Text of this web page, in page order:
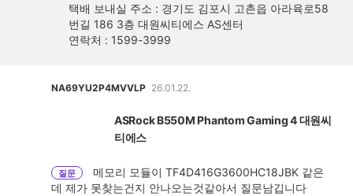
택배 보내실 주소 : 경기도 김포시 고촌읍 아라육로58
번길 186 3층 대원씨티에스 AS센터
연락처 : 1599-3999
NA69YU2P4MVVLP 26.01.22.
ASRock B550M Phantom Gaming 4 대원씨
티에스
질문
메모리 모듈이 TF4D416G3600HC18JBK 같은
데 제가 못찾는건지 안나오는것같아서 질문남깁니다